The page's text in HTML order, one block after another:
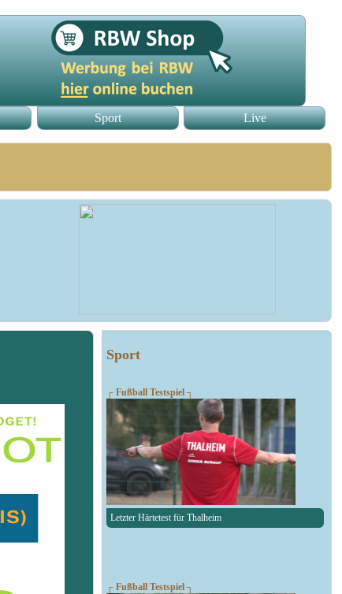
Sport Live
Sport
┌ Fußball Testspiel ┐
Letzter Härtetest für Thalheim
┌ Fußball Testspiel ┐